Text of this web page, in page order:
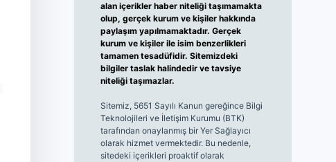
alan içerikler haber niteliği taşımamakta
olup, gerçek kurum ve kişiler hakkında
paylaşım yapılmamaktadır. Gerçek
kurum ve kişiler ile isim benzerlikleri
tamamen tesadüfidir. Sitemizdeki
bilgiler taslak halindedir ve tavsiye
niteliği taşımazlar.
Sitemiz, 5651 Sayılı Kanun gereğince Bilgi
Teknolojileri ve İletişim Kurumu (BTK)
tarafından onaylanmış bir Yer Sağlayıcı
olarak hizmet vermektedir. Bu nedenle,
sitedeki içerikleri proaktif olarak